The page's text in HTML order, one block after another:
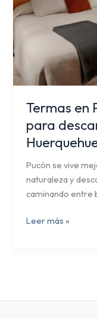
Termas en
para
Pucón se vive
naturaleza y
caminando entre
descansar
después
Huerquehue
Leer más »